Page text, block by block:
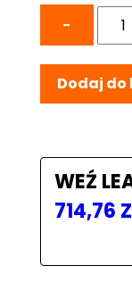
−
ilość
PLUS
INOX
mm,
blat
mm,
Dodaj do
WEŹ
714,76